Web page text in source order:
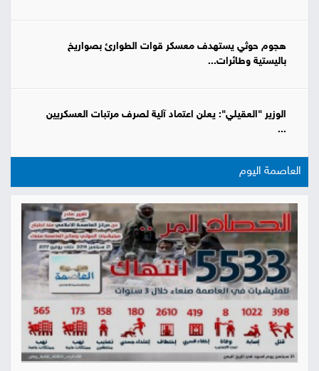
هجوم حوثي يستهدف معسكر قوات الطوارئ بصواريخ
باليستية وطائرات...
الوزير "العقيلي": يعلن اعتماد آلية لصرف مرتبات العسكريين
...
العاصمة اليوم